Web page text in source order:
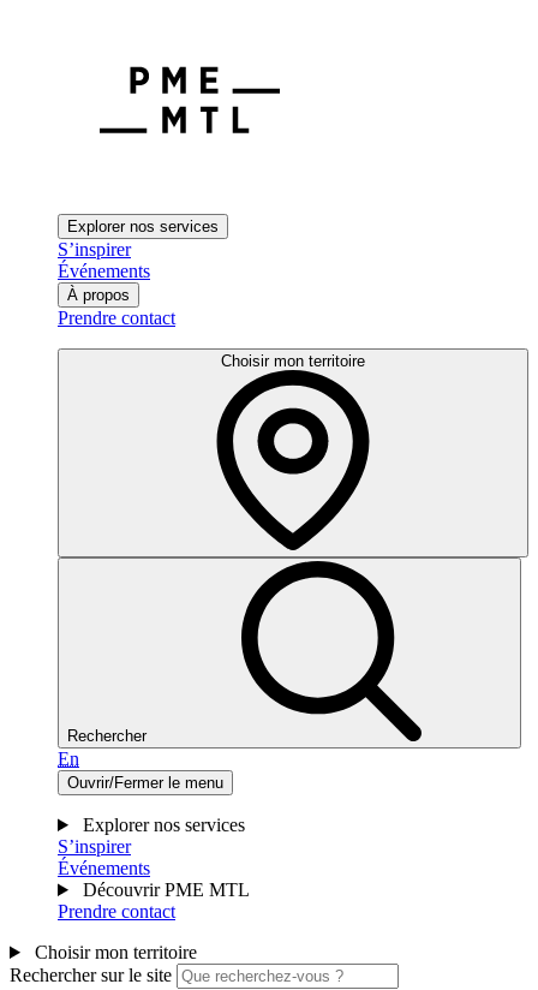
Explorer nos services
S’inspirer
Événements
À propos
Prendre contact
Choisir mon territoire
Rechercher
En
Ouvrir/Fermer le menu
Explorer nos services
S’inspirer
Événements
Découvrir PME MTL
Prendre contact
Choisir mon territoire
Rechercher sur le site